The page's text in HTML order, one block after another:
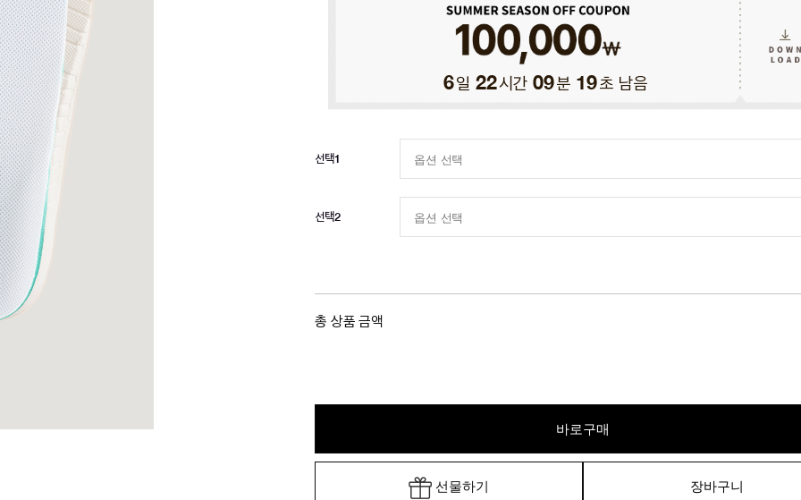
6일 22시간 09분 18초 남음
선택1
선택2
총 상품 금액
바로구매
선물하기 장바구니